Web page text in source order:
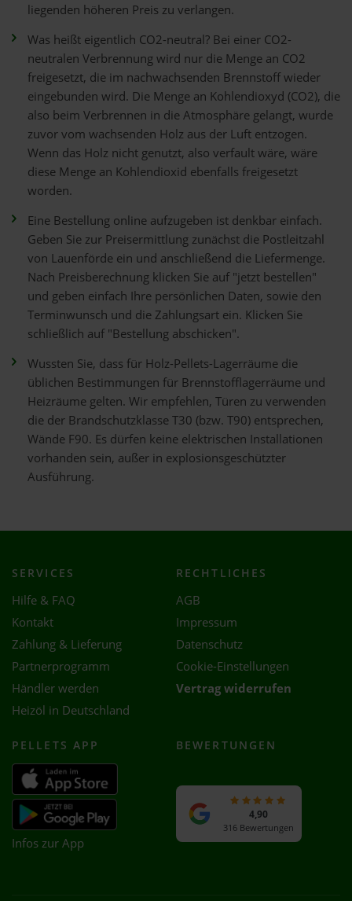
liegenden höheren Preis zu verlangen.
Was heißt eigentlich CO2-neutral? Bei einer CO2-
neutralen Verbrennung wird nur die Menge an CO2
freigesetzt, die im nachwachsenden Brennstoff wieder
eingebunden wird. Die Menge an Kohlendioxyd (CO2), die
also beim Verbrennen in die Atmosphäre gelangt, wurde
zuvor vom wachsenden Holz aus der Luft entzogen.
Wenn das Holz nicht genutzt, also verfault wäre, wäre
diese Menge an Kohlendioxid ebenfalls freigesetzt
worden.
Eine Bestellung online aufzugeben ist denkbar einfach.
Geben Sie zur Preisermittlung zunächst die Postleitzahl
von Lauenförde ein und anschließend die Liefermenge.
Nach Preisberechnung klicken Sie auf "jetzt bestellen"
und geben einfach Ihre persönlichen Daten, sowie den
Terminwunsch und die Zahlungsart ein. Klicken Sie
schließlich auf "Bestellung abschicken".
Wussten Sie, dass für Holz-Pellets-Lagerräume die
üblichen Bestimmungen für Brennstofflagerräume und
Heizräume gelten. Wir empfehlen, Türen zu verwenden
die der Brandschutzklasse T30 (bzw. T90) entsprechen,
Wände F90. Es dürfen keine elektrischen Installationen
vorhanden sein, außer in explosionsgeschützter
Ausführung.
SERVICES
Hilfe & FAQ
Kontakt
Zahlung & Lieferung
Partnerprogramm
Händler werden
Heizöl in Deutschland
RECHTLICHES
AGB
Impressum
Datenschutz
Cookie-Einstellungen
Vertrag widerrufen
PELLETS APP
Infos zur App
BEWERTUNGEN
4,90
316 Bewertungen